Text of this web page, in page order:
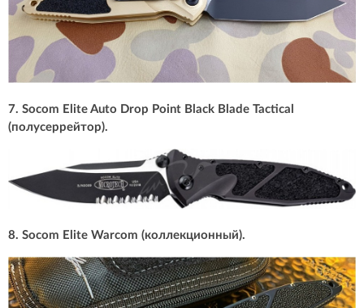
7. Socom Elite Auto Drop Point Black Blade Tactical
(полусеррейтор).
8. Socom Elite Warcom (коллекционный).